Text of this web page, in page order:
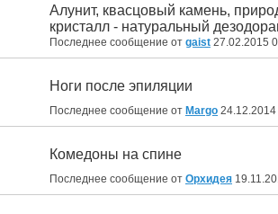
Алунит, квасцовый камень,
кристалл - натуральный
Последнее сообщение от gaist 27.02.2015
Ноги после эпиляции
Последнее сообщение от Margo 24.12.2014
Комедоны на спине
Последнее сообщение от Орхидея